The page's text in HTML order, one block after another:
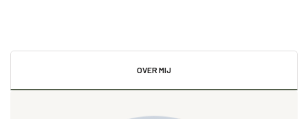
OVER MIJ